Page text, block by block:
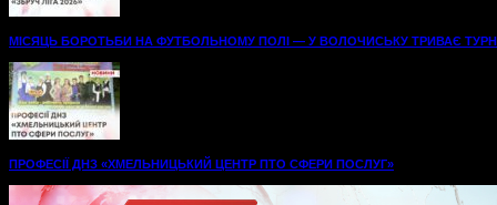
МІСЯЦЬ БОРОТЬБИ НА ФУТБОЛЬНОМУ ПОЛІ — У ВОЛОЧИСЬКУ ТРИВАЄ
ПРОФЕСІЇ ДНЗ «ХМЕЛЬНИЦЬКИЙ ЦЕНТР ПТО СФЕРИ ПОСЛУГ»